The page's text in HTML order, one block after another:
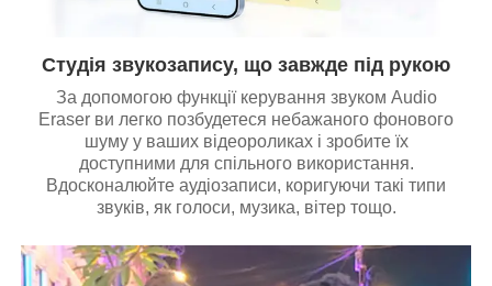
Студія звукозапису, що завжде під рукою
За допомогою функції керування звуком Audio
Eraser ви легко позбудетеся небажаного фонового
шуму у ваших відеороликах і зробите їх
доступними для спільного використання.
Вдосконалюйте аудіозаписи, коригуючи такі типи
звуків, як голоси, музика, вітер тощо.